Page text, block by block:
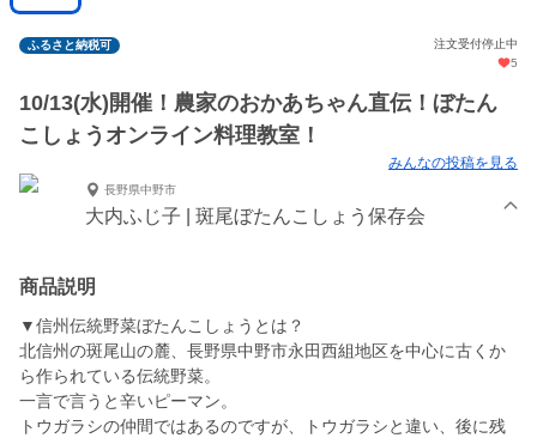
ふるさと納税可
注文受付停止中
5
10/13(水)開催！農家のおかあちゃん直伝！ぼたん
こしょうオンライン料理教室！
みんなの投稿を見る
長野県中野市
大内ふじ子 | 斑尾ぼたんこしょう保存会
商品説明
▼信州伝統野菜ぼたんこしょうとは？
北信州の斑尾山の麓、長野県中野市永田西組地区を中心に古くか
ら作られている伝統野菜。
一言で言うと辛いピーマン。
トウガラシの仲間ではあるのですが、トウガラシと違い、後に残